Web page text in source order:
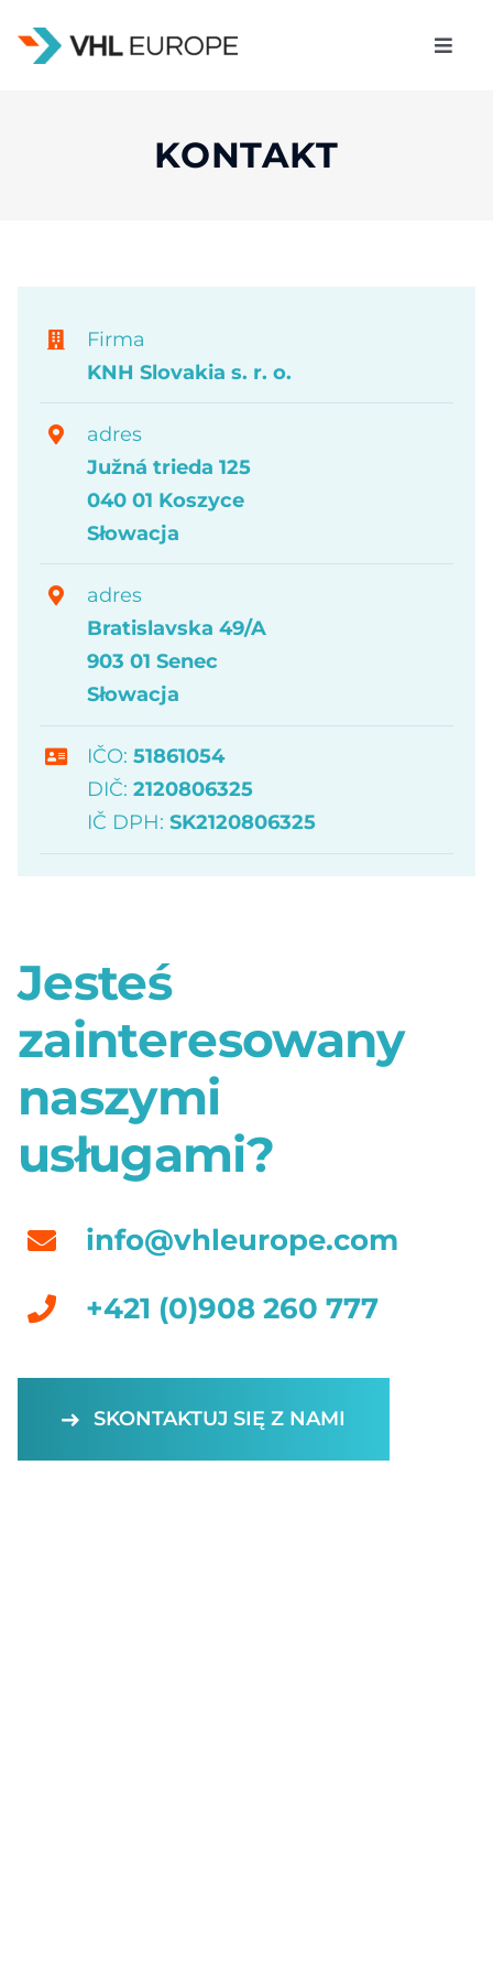
Fulfillment
Ostatné
Artykuły
Często zadawane pytania
Polityka prywatności
English
Deutsch
Magyar
Polski
Slovenčina
KONTAKT
Firma
KNH Slovakia s. r. o.
adres
Južná trieda 125
040 01 Koszyce
Słowacja
adres
Bratislavska 49/A
903 01 Senec
Słowacja
IČO:51861054
DIČ:2120806325
IČ DPH:SK2120806325
Jesteś
zainteresowany
naszymi
usługami?
info@vhleurope.com
+421 (0)908 260 777
SKONTAKTUJ SIĘ Z NAMI